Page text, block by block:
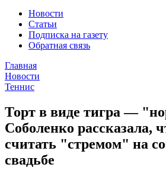
Новости
Статьи
Подписка на газету
Обратная связь
Главная
Новости
Теннис
Торт в виде тигра —
Соболенко рассказала,
считать "стремом" на
свадьбе